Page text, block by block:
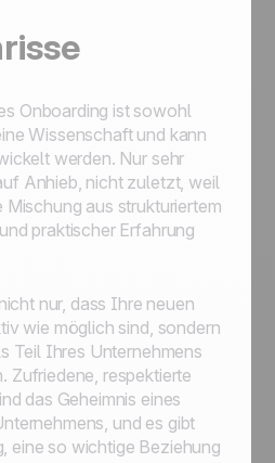
Onboarding ist sowohl
Wissenschaft und kann
werden. Nur sehr
Anhieb, nicht zuletzt, weil
aus strukturiertem
praktischer Erfahrung
nur, dass Ihre neuen
wie möglich sind, sondern
Teil Ihres Unternehmens
Zufriedene, respektierte
das Geheimnis eines
und es gibt
eine so wichtige Beziehung